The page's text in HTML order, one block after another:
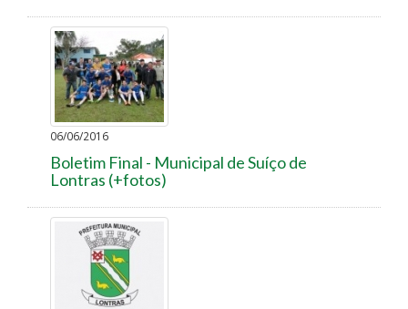
06/06/2016
Boletim Final - Municipal de Suíço de
Lontras (+fotos)